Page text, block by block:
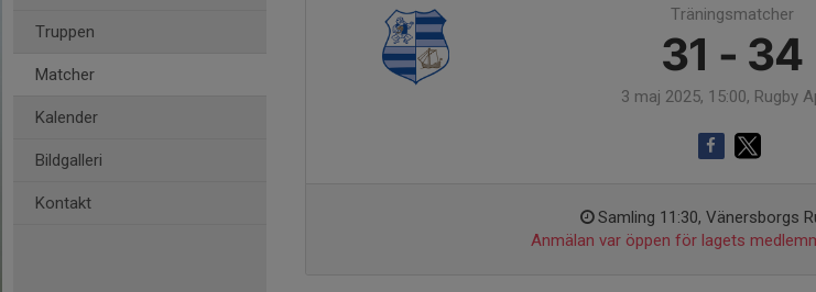
Truppen
Matcher
Kalender
Bildgalleri
Kontakt
Träningsmatcher
31 - 34
3 maj 2025, 15:00, Rugby
Samling 11:30, Vänersborgs
Anmälan var öppen för lagets